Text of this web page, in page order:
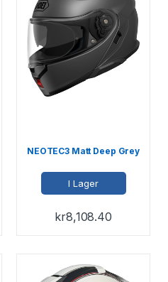
NEOTEC3 Matt Deep Grey
I Lager
kr8,108.40